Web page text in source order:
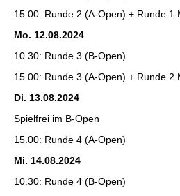
15.00: Runde 2 (A-Open) + Runde 1
Mo. 12.08.2024
10.30: Runde 3 (B-Open)
15.00: Runde 3 (A-Open) + Runde 2
Di. 13.08.2024
Spielfrei im B-Open
15.00: Runde 4 (A-Open)
Mi. 14.08.2024
10.30: Runde 4 (B-Open)